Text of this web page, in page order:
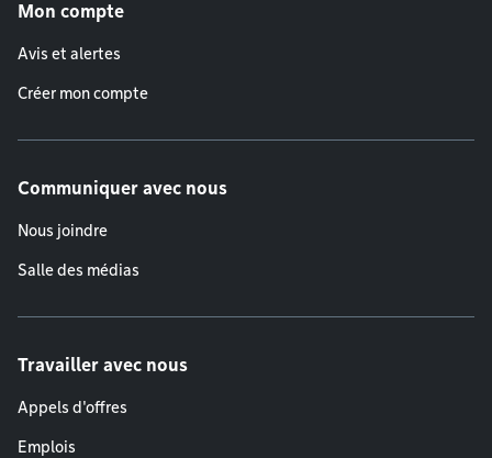
Mon compte
Avis et alertes
Créer mon compte
Communiquer avec nous
Nous joindre
Salle des médias
Travailler avec nous
Appels d'offres
Emplois